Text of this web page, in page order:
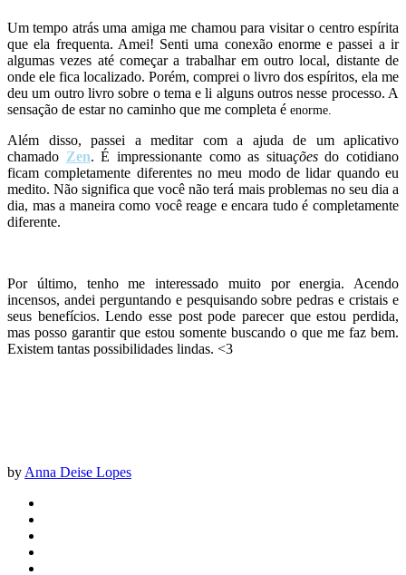
Um tempo atrás uma amiga me chamou para visitar o centro espírita
que ela frequenta. Amei! Senti uma conexão enorme e passei a ir
algumas vezes até começar a trabalhar em outro local, distante de
onde ele fica localizado. Porém, comprei o livro dos espíritos, ela me
deu um outro livro sobre o tema e li alguns outros nesse processo. A
sensação de estar no caminho que me completa é enorme.
Além disso, passei a meditar com a ajuda de um aplicativo
chamado Zen. É impressionante como as situaçõesdo cotidiano
ficam completamente diferentes no meu modo de lidar quando eu
medito. Não significa que você não terá mais problemas no seu dia a
dia, mas a maneira como você reage e encara tudo é completamente
diferente.
Por último, tenho me interessado muito por energia. Acendo
incensos, andei perguntando e pesquisando sobre pedras e cristais e
seus benefícios. Lendo esse post pode parecer que estou perdida,
mas posso garantir que estou somente buscando o que me faz bem.
Existem tantas possibilidades lindas. <3
by Anna Deise Lopes